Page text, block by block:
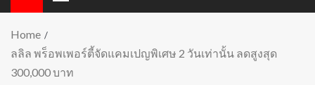
Home
ลลิล พร็อพเพอร์ตี้จัดแคมเปญพิเศษ 2 วันเท่านั้น ลดสูงสุด
300,000 บาท